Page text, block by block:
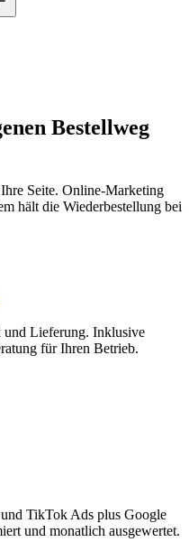
Bestellweg
Seite. Online-Marketing
hält die Wiederbestellung bei
und Lieferung. Inklusive
für Ihren Betrieb.
TikTok Ads plus Google
und monatlich ausgewertet.